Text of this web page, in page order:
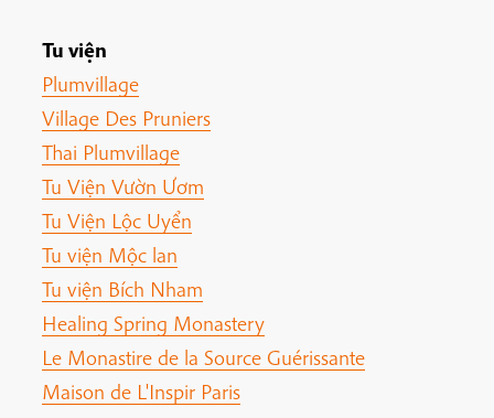
Tu viện
Plumvillage
Village Des Pruniers
Thai Plumvillage
Tu Viện Vườn Ươm
Tu Viện Lộc Uyển
Tu viện Mộc lan
Tu viện Bích Nham
Healing Spring Monastery
Le Monastire de la Source Guérissante
Maison de L'Inspir Paris